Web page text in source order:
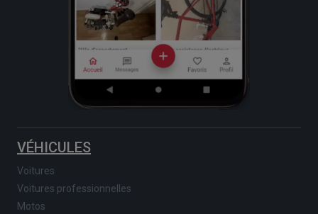
VÉHICULES
Voitures
Voitures professionnelles
Motos